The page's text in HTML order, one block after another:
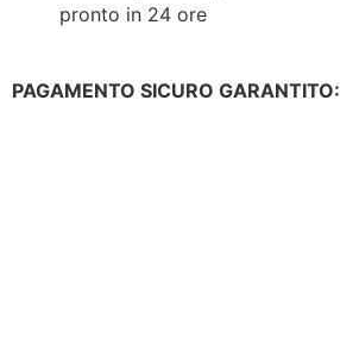
pronto in 24 ore
PAGAMENTO SICURO GARANTITO: